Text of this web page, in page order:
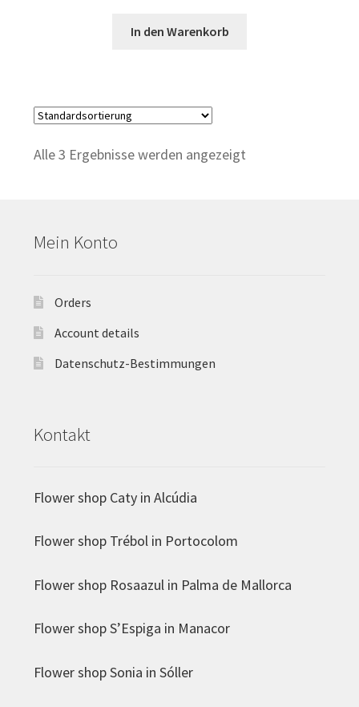
In den Warenkorb
Alle 3 Ergebnisse werden angezeigt
Mein Konto
Orders
Account details
Datenschutz-Bestimmungen
Kontakt
Flower shop Caty in Alcúdia
Flower shop Trébol in Portocolom
Flower shop Rosaazul in Palma de Mallorca
Flower shop S’Espiga in Manacor
Flower shop Sonia in Sóller